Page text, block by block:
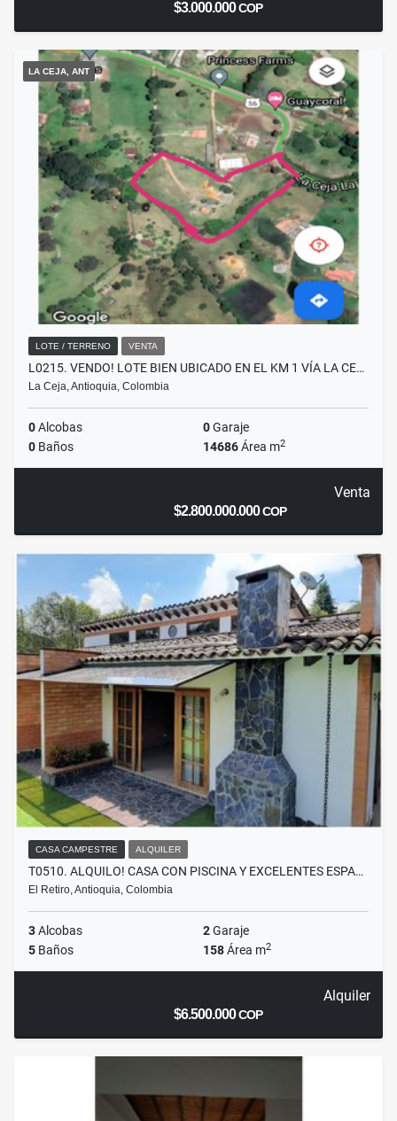
$3.000.000COP
LA CEJA, ANT
LOTE / TERRENO VENTA
L0215. VENDO! LOTE BIEN UBICADO EN EL KM 1 VÍA LA CE…
La Ceja, Antioquia, Colombia
0Alcobas 0Garaje
0 Baños 14686Área m2
Venta
$2.800.000.000COP
CASA CAMPESTRE ALQUILER
T0510. ALQUILO! CASA CON PISCINA Y EXCELENTES ESPA…
El Retiro, Antioquia, Colombia
3Alcobas 2Garaje
5 Baños 158Área m2
Alquiler
$6.500.000COP